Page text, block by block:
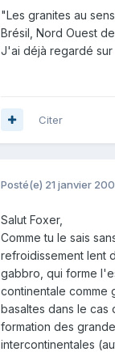
"Les granites au
Brésil, Nord Ouest
J'ai déjà regardé sur
Citer
Posté(e) 21 janvier
Salut Foxer,
Comme tu le sais
refroidissement lent
gabbro, qui forme
continentale comme
basaltes dans le cas
formation des
intercontinentales